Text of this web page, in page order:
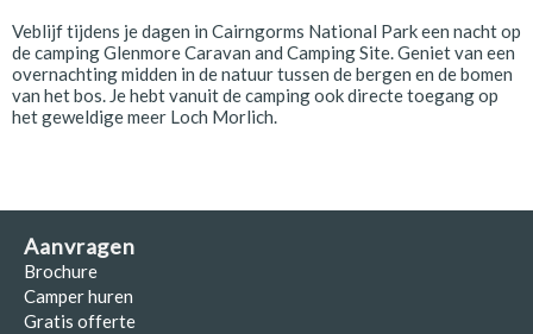
Veblijf tijdens je dagen in Cairngorms National Park een nacht op
de camping Glenmore Caravan and Camping Site. Geniet van een
overnachting midden in de natuur tussen de bergen en de bomen
van het bos. Je hebt vanuit de camping ook directe toegang op
het geweldige meer Loch Morlich.
Aanvragen
Brochure
Camper huren
Gratis offerte